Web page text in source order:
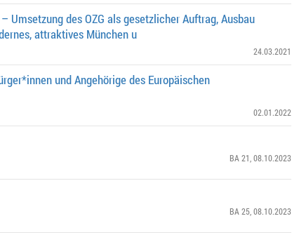
Umsetzung des OZG als gesetzlicher Auftrag, Ausbau
attraktives München u
24.03.2021
und Angehörige des Europäischen
02.01.2022
BA 21 , 08.10.2023
BA 25, 08.10.2023